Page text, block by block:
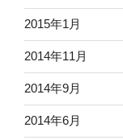
2015年1月
2014年11月
2014年9月
2014年6月